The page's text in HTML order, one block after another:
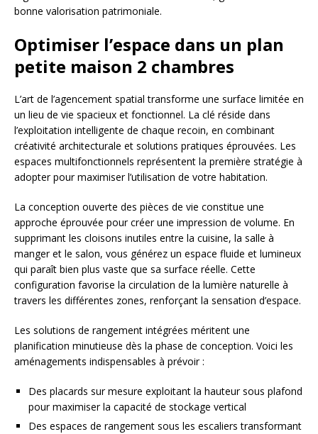
bonne valorisation patrimoniale.
Optimiser l’espace dans un plan
petite maison 2 chambres
L’art de l’agencement spatial transforme une surface limitée en
un lieu de vie spacieux et fonctionnel. La clé réside dans
l’exploitation intelligente de chaque recoin, en combinant
créativité architecturale et solutions pratiques éprouvées. Les
espaces multifonctionnels représentent la première stratégie à
adopter pour maximiser l’utilisation de votre habitation.
La conception ouverte des pièces de vie constitue une
approche éprouvée pour créer une impression de volume. En
supprimant les cloisons inutiles entre la cuisine, la salle à
manger et le salon, vous générez un espace fluide et lumineux
qui paraît bien plus vaste que sa surface réelle. Cette
configuration favorise la circulation de la lumière naturelle à
travers les différentes zones, renforçant la sensation d’espace.
Les solutions de rangement intégrées méritent une
planification minutieuse dès la phase de conception. Voici les
aménagements indispensables à prévoir :
Des placards sur mesure exploitant la hauteur sous plafond
pour maximiser la capacité de stockage vertical
Des espaces de rangement sous les escaliers transformant